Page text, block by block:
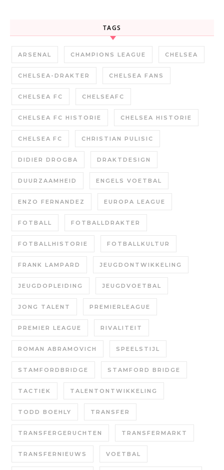
TAGS
ARSENAL CHAMPIONS LEAGUE CHELSEA
CHELSEA-DRAKTER CHELSEA FANS
CHELSEA FC CHELSEAFC
CHELSEA FC HISTORIE CHELSEA HISTORIE
CHELSEA FC CHRISTIAN PULISIC
DIDIER DROGBA DRAKTDESIGN
DUURZAAMHEID ENGELS VOETBAL
ENZO FERNANDEZ EUROPA LEAGUE
FOTBALL FOTBALLDRAKTER
FOTBALLHISTORIE FOTBALLKULTUR
FRANK LAMPARD JEUGDONTWIKKELING
JEUGDOPLEIDING JEUGDVOETBAL
JONG TALENT PREMIERLEAGUE
PREMIER LEAGUE RIVALITEIT
ROMAN ABRAMOVICH SPEELSTIJL
STAMFORDBRIDGE STAMFORD BRIDGE
TACTIEK TALENTONTWIKKELING
TODD BOEHLY TRANSFER
TRANSFERGERUCHTEN TRANSFERMARKT
TRANSFERNIEUWS VOETBAL